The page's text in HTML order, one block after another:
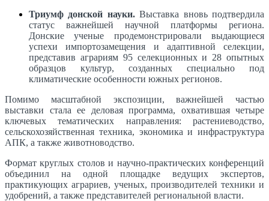
Триумф донской науки.Выставка вновь подтвердила
статус важнейшей научной платформы региона.
Донские ученые продемонстрировали выдающиеся
успехи импортозамещения и адаптивной селекции,
представив аграриям 95 селекционных и 28 опытных
образцов культур, созданных специально под
климатические особенности южных регионов.
Помимо масштабной экспозиции, важнейшей частью
выставки стала ее деловая программа, охватившая четыре
ключевых тематических направления: растениеводство,
сельскохозяйственная техника, экономика и инфраструктура
АПК, а также животноводство.
Формат круглых столов и научно-практических конференций
объединил на одной площадке ведущих экспертов,
практикующих аграриев, ученых, производителей техники и
удобрений, а также представителей региональной власти.